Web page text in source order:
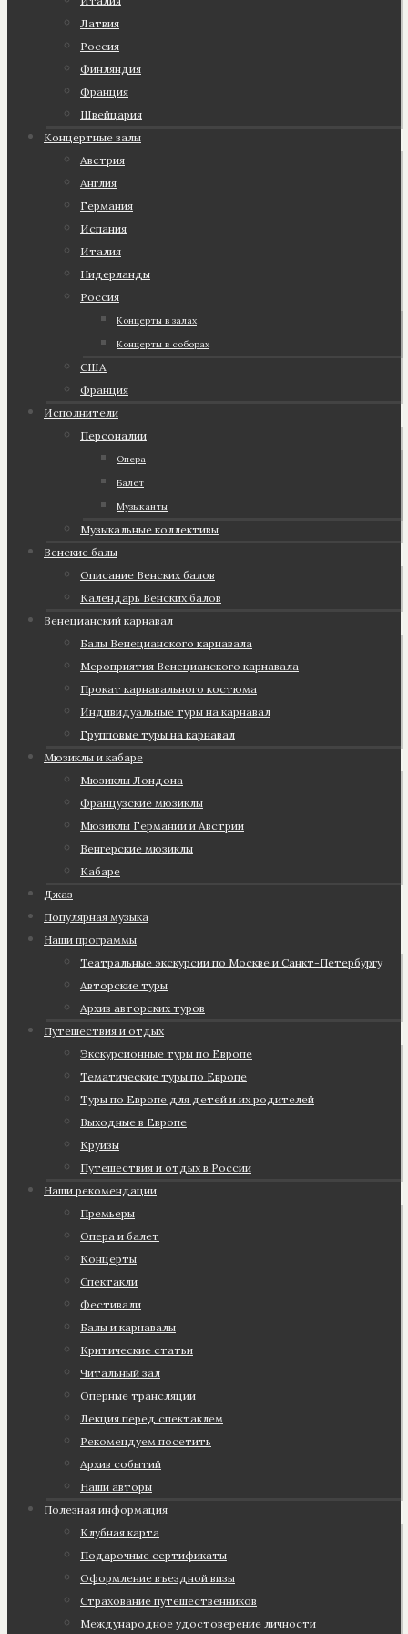
Латвия
Россия
Финляндия
Франция
Швейцария
Концертные залы
Австрия
Англия
Германия
Испания
Италия
Нидерланды
Россия
Концерты в залах
Концерты в соборах
США
Франция
Исполнители
Персоналии
Опера
Балет
Музыканты
Музыкальные коллективы
Венские балы
Описание Венских балов
Календарь Венских балов
Венецианский карнавал
Балы Венецианского карнавала
Мероприятия Венецианского карнавала
Прокат карнавального костюма
Индивидуальные туры на карнавал
Групповые туры на карнавал
Мюзиклы и кабаре
Мюзиклы Лондона
Французские мюзиклы
Мюзиклы Германии и Австрии
Венгерские мюзиклы
Кабаре
Джаз
Популярная музыка
Наши программы
Театральные экскурсии по Москве и Санкт-Петербургу
Авторские туры
Архив авторских туров
Путешествия и отдых
Экскурсионные туры по Европе
Тематические туры по Европе
Туры по Европе для детей и их родителей
Выходные в Европе
Круизы
Путешествия и отдых в России
Наши рекомендации
Премьеры
Опера и балет
Концерты
Спектакли
Фестивали
Балы и карнавалы
Критические статьи
Читальный зал
Оперные трансляции
Лекция перед спектаклем
Рекомендуем посетить
Архив событий
Наши авторы
Полезная информация
Клубная карта
Подарочные сертификаты
Оформление въездной визы
Страхование путешественников
Международное удостоверение личности